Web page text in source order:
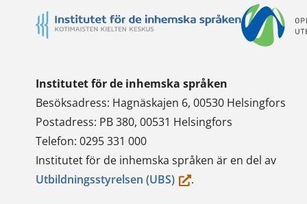
Institutet för de inhemska språken
Besöksadress: Hagnäskajen 6, 00530 Helsingfors
Postadress: PB 380, 00531 Helsingfors
Telefon: 0295 331 000
Institutet för de inhemska språken är en del av
Utbildningsstyrelsen (UBS)(du.